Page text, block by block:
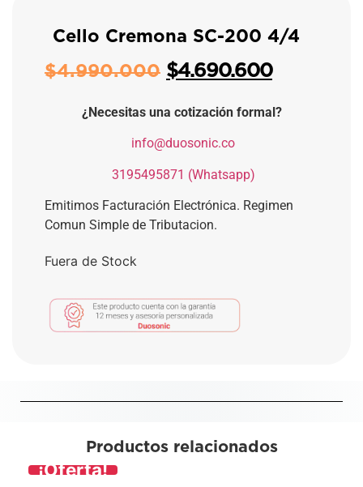
Cello Cremona SC-200 4/4
$4.990.000 $4.690.600
¿Necesitas una cotización formal?
info@duosonic.co
3195495871 (Whatsapp)
Emitimos Facturación Electrónica. Regimen
Comun Simple de Tributacion.
Fuera de Stock
Productos relacionados
¡Oferta!